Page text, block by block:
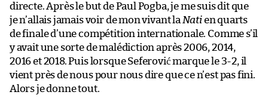
directe. Après le but de Paul Pogba, je me suis dit que
je n’allais jamais voir de mon vivant la Natien quarts
de finale d’une compétition internationale. Comme s’il
y avait une sorte de malédiction après 2006, 2014,
2016 et 2018. Puis lorsque Seferović marque le 3-2, il
vient près de nous pour nous dire que ce n’est pas fini.
Alors je donne tout.